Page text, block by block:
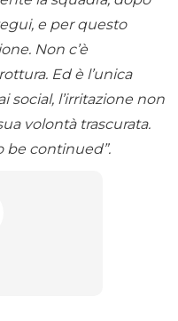
e per questo
Non c’è
Ed è l’unica
social, l’irritazione non
volontà trascurata.
be continued”.